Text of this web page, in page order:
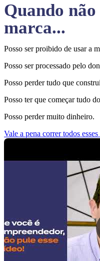
Quando
marca...
Posso ser proibido de usar a
Posso ser processado pelo
Posso perder tudo que
Posso ter que começar tudo
Posso perder muito dinheiro.
Vale a pena correr todos esses